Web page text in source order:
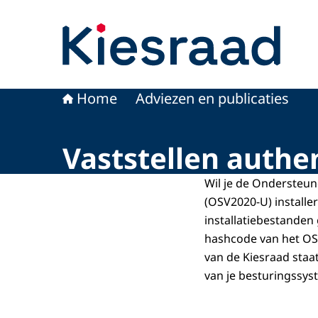
Home Adviezen en publicaties
Vaststellen
Wil je de
(OSV2020-U)
installatiebestanden
hashcode van het
van de Kiesraad
van je